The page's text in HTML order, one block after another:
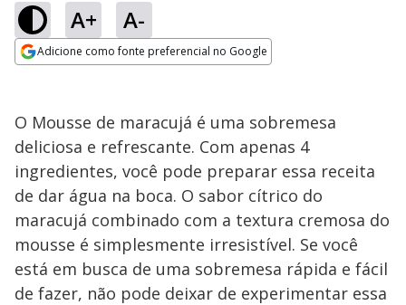
A+ A-
Adicione como fonte preferencial no Google
O Mousse de maracujá é uma sobremesa
deliciosa e refrescante. Com apenas 4
ingredientes, você pode preparar essa receita
de dar água na boca. O sabor cítrico do
maracujá combinado com a textura cremosa do
mousse é simplesmente irresistível. Se você
está em busca de uma sobremesa rápida e fácil
de fazer, não pode deixar de experimentar essa